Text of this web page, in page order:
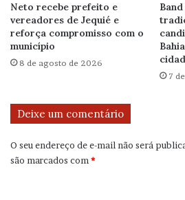
Neto recebe prefeito e
vereadores de Jequié e
reforça compromisso com o
município
8 de agosto de 2026
7
Deixe um comentário
O seu endereço de e-mail não será
são marcados com *